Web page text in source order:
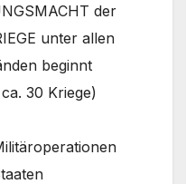
der
unter allen
beginnt
30 Kriege)